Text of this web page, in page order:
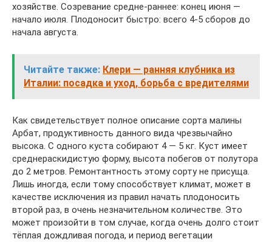
хозяйстве. Созревание средне-раннее: конец июня —
начало июля. Плодоносит быстро: всего 4-5 сборов до
начала августа.
Читайте также: Клери — ранняя клубника из
Италии: посадка и уход, борьба с вредителями
Как свидетельствует полное описание сорта малины
Арбат, продуктивность данного вида чрезвычайно
высока. С одного куста собирают 4 — 5 кг. Куст имеет
среднераскидистую форму, высота побегов от полутора
до 2 метров. Ремонтантность этому сорту не присуща.
Лишь иногда, если тому способствует климат, может в
качестве исключения из правил начать плодоносить
второй раз, в очень незначительном количестве. Это
может произойти в том случае, когда очень долго стоит
тёплая дождливая погода, и период вегетации